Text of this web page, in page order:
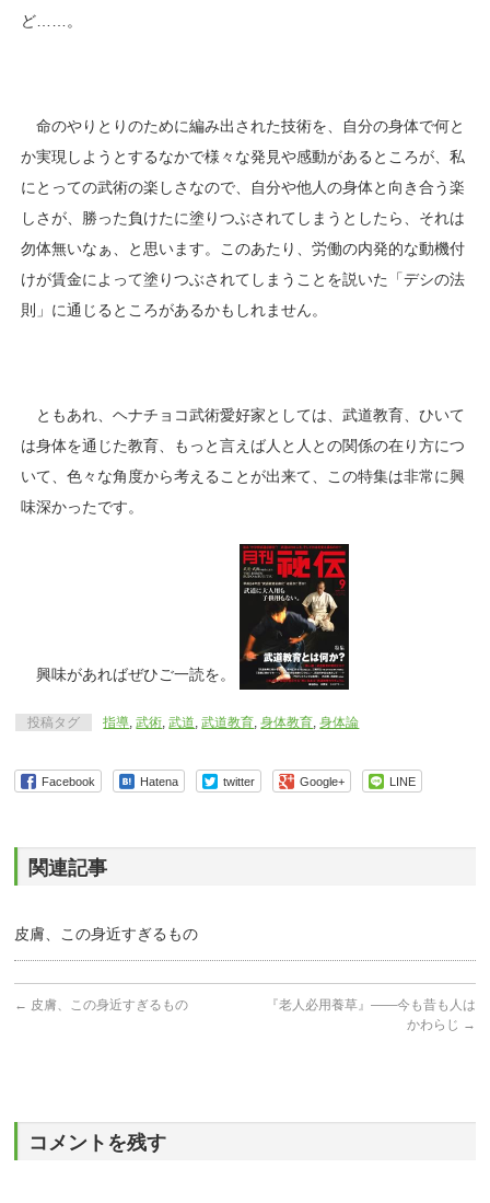
ど……。
命のやりとりのために編み出された技術を、自分の身体で何と
か実現しようとするなかで様々な発見や感動があるところが、私
にとっての武術の楽しさなので、自分や他人の身体と向き合う楽
しさが、勝った負けたに塗りつぶされてしまうとしたら、それは
勿体無いなぁ、と思います。このあたり、労働の内発的な動機付
けが賃金によって塗りつぶされてしまうことを説いた「デシの法
則」に通じるところがあるかもしれません。
ともあれ、ヘナチョコ武術愛好家としては、武道教育、ひいて
は身体を通じた教育、もっと言えば人と人との関係の在り方につ
いて、色々な角度から考えることが出来て、この特集は非常に興
味深かったです。
興味があればぜひご一読を。
投稿タグ 指導,武術,武道,武道教育,身体教育,身体論
Facebook Hatena twitter Google+ LINE
関連記事
皮膚、この身近すぎるもの
← 皮膚、この身近すぎるもの
『老人必用養草』――今も昔も人は
かわらじ →
コメントを残す